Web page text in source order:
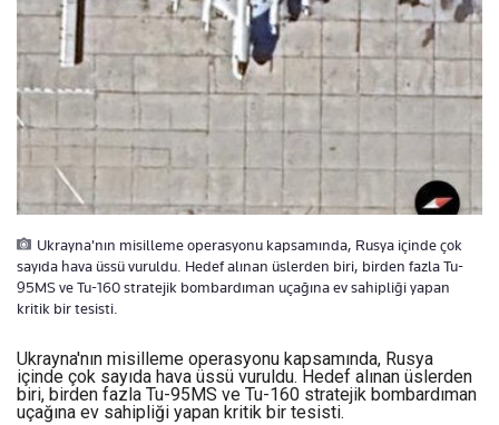
Ukrayna'nın misilleme operasyonu kapsamında, Rusya içinde çok
sayıda hava üssü vuruldu. Hedef alınan üslerden biri, birden fazla Tu-
95MS ve Tu-160 stratejik bombardıman uçağına ev sahipliği yapan
kritik bir tesisti.
Ukrayna'nın misilleme operasyonu kapsamında, Rusya
içinde çok sayıda hava üssü vuruldu. Hedef alınan üslerden
biri, birden fazla Tu-95MS ve Tu-160 stratejik bombardıman
uçağına ev sahipliği yapan kritik bir tesisti.